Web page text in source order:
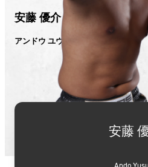
安藤 優介
アンドウ ユウスケ
安藤